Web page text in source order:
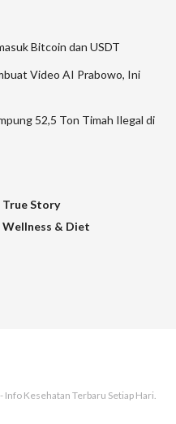
Bitcoin dan USDT
Video AI Prabowo, Ini
52,5 Ton Timah Ilegal di
True Story
Wellness & Diet
Kesehatan Terbaru Setiap Hari.